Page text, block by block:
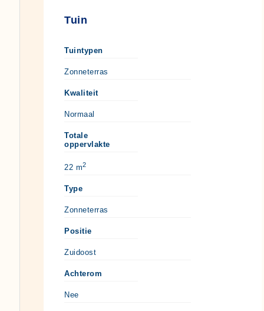
Tuin
Tuintypen
Zonneterras
Kwaliteit
Normaal
Totale
oppervlakte
22 m2
Type
Zonneterras
Positie
Zuidoost
Achterom
Nee